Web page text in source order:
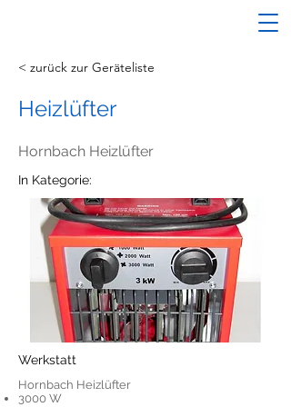
< zurück zur Geräteliste
Heizlüfter
Hornbach Heizlüfter
In Kategorie:
Werkstatt
Hornbach Heizlüfter
3000 W